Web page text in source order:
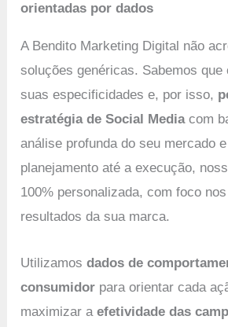
orientadas por dados
A Bendito Marketing Digital não
soluções genéricas. Sabemos que
suas especificidades e, por isso,
estratégia de Social Mediacom
análise profunda do seu mercado
planejamento até a execução,
100% personalizada, com foco
resultados da sua marca.
Utilizamosdados de
consumidor para orientar cada
maximizar aefetividade das